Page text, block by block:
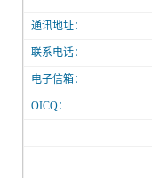
通讯地址：
联系电话：
电子信箱：
OICQ：